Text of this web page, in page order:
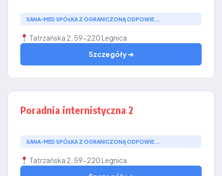
SANA-MED SPÓŁKA Z OGRANICZONĄ ODPOWIE...
Tatrzańska 2, 59-220 Legnica
Szczegóły ➔
Poradnia internistyczna 2
SANA-MED SPÓŁKA Z OGRANICZONĄ ODPOWIE...
Tatrzańska 2, 59-220 Legnica